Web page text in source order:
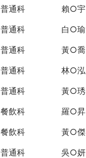
普通科
賴○宇
普通科
白○瑜
普通科
黃○喬
普通科
林○泓
普通科
黃○琇
餐飲科
羅○昇
餐飲科
黃○傑
普通科
吳○妍